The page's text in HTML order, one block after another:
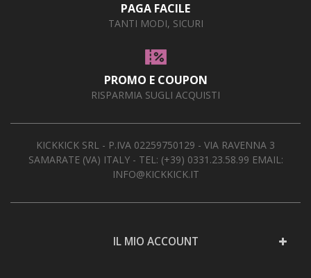
PAGA FACILE
TANTI MODI, SICURI
PROMO E COUPON
RISPARMIA SUGLI ACQUISTI
KICKKICK SRL - P.IVA 02259750129 - VIA RAVENNA 3
SAMARATE (VA) ITALY - TEL: (+39) 0331.23.58.99 EMAIL:
INFO@KICKKICK.IT
IL MIO ACCOUNT